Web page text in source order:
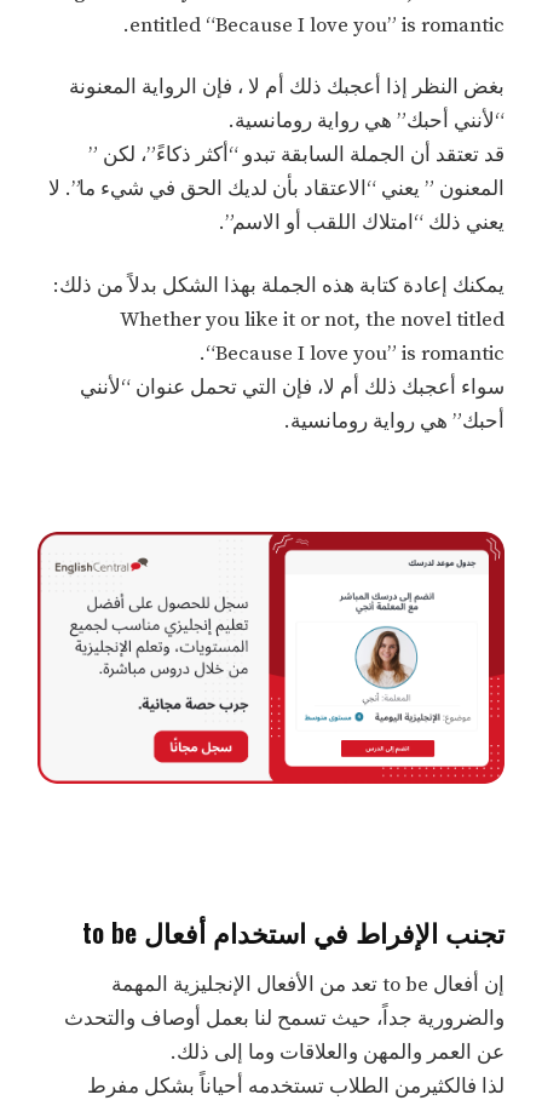
entitled “Because I love you” is romantic.
بغض النظر إذا أعجبك ذلك أم لا ، فإن الرواية المعنونة
“لأنني أحبك” هي رواية رومانسية.
قد تعتقد أن الجملة السابقة تبدو “أكثر ذكاءً”، لكن ”
المعنون ” يعني “الاعتقاد بأن لديك الحق في شيء ما”. لا
يعني ذلك “امتلاك اللقب أو الاسم”.
يمكنك إعادة كتابة هذه الجملة بهذا الشكل بدلاً من ذلك:
Whether you like it or not, the novel titled
“Because I love you” is romantic.
سواء أعجبك ذلك أم لا، فإن التي تحمل عنوان “لأنني
أحبك” هي رواية رومانسية.
تجنب الإفراط في استخدام أفعال to be
إن أفعال to be تعد من الأفعال الإنجليزية المهمة
والضرورية جداً، حيث تسمح لنا بعمل أوصاف والتحدث
عن العمر والمهن والعلاقات وما إلى ذلك.
لذا فالكثيرمن الطلاب تستخدمه أحياناً بشكل مفرط